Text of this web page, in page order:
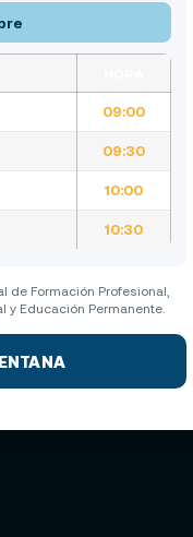
Siguiente
09:00
09:30
10:00
10:30
de Formación Profesional,
y Educación Permanente.